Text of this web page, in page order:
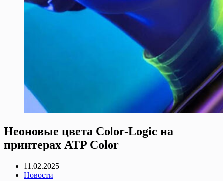
Неоновые цвета Color-Logic на
принтерах ATP Color
11.02.2025
Новости